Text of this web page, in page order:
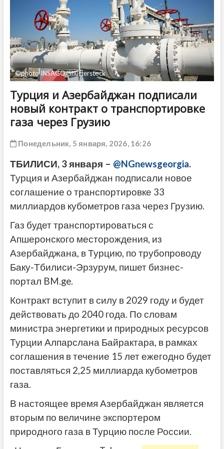
©photo INSAGO/Shutterstock
Турция и Азербайджан подписали
новый контракт о транспортировке
газа через Грузию
Понедельник, 5 января, 2026, 16:26
ТБИЛИСИ, 3 января – @NGnewsgeorgia.
Турция и Азербайджан подписали новое
соглашение о транспортировке 33
миллиардов кубометров газа через Грузию.
Газ будет транспортироваться с
Апшеронского месторождения, из
Азербайджана, в Турцию, по трубопроводу
Баку-Тбилиси-Эрзурум, пишет бизнес-
портал BM.ge.
Контракт вступит в силу в 2029 году и будет
действовать до 2040 года. По словам
министра энергетики и природных ресурсов
Турции Алпарслана Байрактара, в рамках
соглашения в течение 15 лет ежегодно будет
поставляться 2,25 миллиарда кубометров
газа.
В настоящее время Азербайджан является
вторым по величине экспортером
природного газа в Турцию после России.